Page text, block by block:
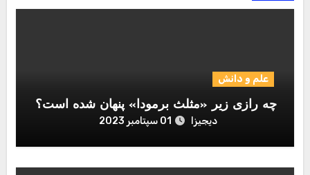
علم و دانش
چه رازی زیر «مثلث برمودا» پنهان شده است؟
دیجیزا 01 سپتامبر 2023